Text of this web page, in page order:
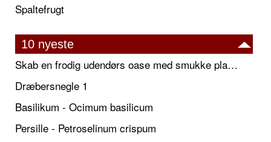
Spaltefrugt
10 nyeste
Skab en frodig udendørs oase med smukke plantekrukker og elegante espalier
Dræbersnegle 1
Basilikum - Ocimum basilicum
Persille - Petroselinum crispum